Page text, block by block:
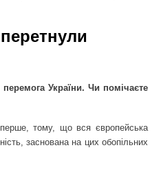
України. Чи помічаєте
тому, що вся європейська
заснована на цих обопільних